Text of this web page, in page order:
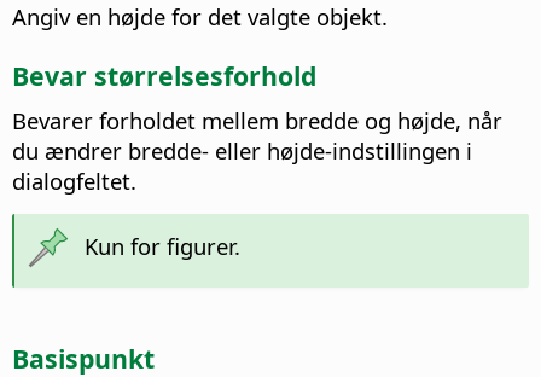
Angiv en højde for det valgte objekt.
Bevar størrelsesforhold
Bevarer forholdet mellem bredde og højde, når
du ændrer bredde- eller højde-indstillingen i
dialogfeltet.
Kun for figurer.
Basispunkt